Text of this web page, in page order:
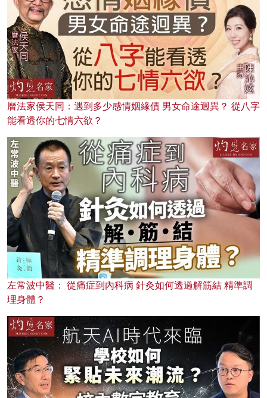
曆法家侯天同：遇到多少感情姻緣債 男女命途迥異？ 從八字
能看透你的七情六欲？
左常波中醫： 從痛症到內科病 針灸如何透過解筋結 精準調
理身體？